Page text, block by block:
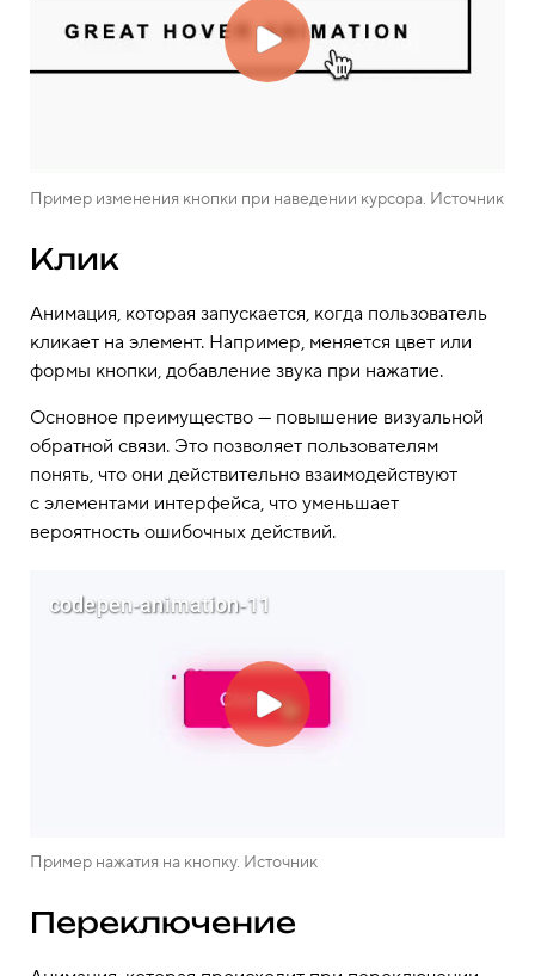
Пример изменения кнопки при наведении курсора. Источник
Клик
Анимация, которая запускается, когда пользователь
кликает на элемент. Например, меняется цвет или
формы кнопки, добавление звука при нажатие.
Основное преимущество — повышение визуальной
обратной связи. Это позволяет пользователям
понять, что они действительно взаимодействуют
с элементами интерфейса, что уменьшает
вероятность ошибочных действий.
Пример нажатия на кнопку. Источник
Переключение